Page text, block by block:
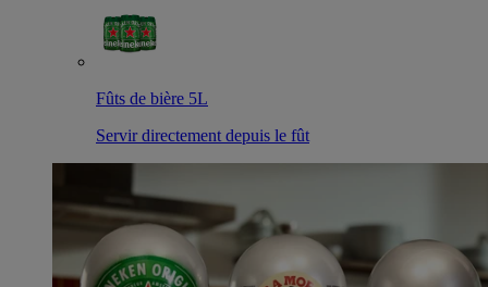
Fûts de bière 5L
Servir directement depuis le fût